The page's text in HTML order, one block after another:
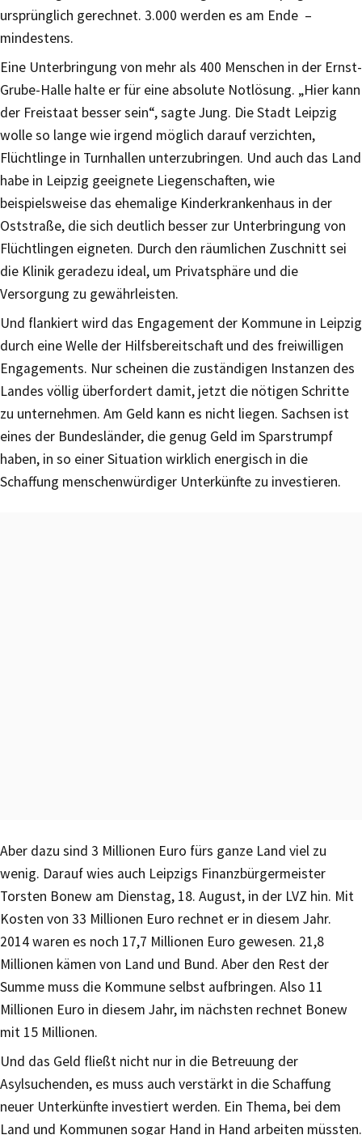
ursprünglich gerechnet. 3.000 werden es am Ende –
mindestens.
Eine Unterbringung von mehr als 400 Menschen in der Ernst-
Grube-Halle halte er für eine absolute Notlösung. „Hier kann
der Freistaat besser sein“, sagte Jung. Die Stadt Leipzig
wolle so lange wie irgend möglich darauf verzichten,
Flüchtlinge in Turnhallen unterzubringen. Und auch das Land
habe in Leipzig geeignete Liegenschaften, wie
beispielsweise das ehemalige Kinderkrankenhaus in der
Oststraße, die sich deutlich besser zur Unterbringung von
Flüchtlingen eigneten. Durch den räumlichen Zuschnitt sei
die Klinik geradezu ideal, um Privatsphäre und die
Versorgung zu gewährleisten.
Und flankiert wird das Engagement der Kommune in Leipzig
durch eine Welle der Hilfsbereitschaft und des freiwilligen
Engagements. Nur scheinen die zuständigen Instanzen des
Landes völlig überfordert damit, jetzt die nötigen Schritte
zu unternehmen. Am Geld kann es nicht liegen. Sachsen ist
eines der Bundesländer, die genug Geld im Sparstrumpf
haben, in so einer Situation wirklich energisch in die
Schaffung menschenwürdiger Unterkünfte zu investieren.
Aber dazu sind 3 Millionen Euro fürs ganze Land viel zu
wenig. Darauf wies auch Leipzigs Finanzbürgermeister
Torsten Bonew am Dienstag, 18. August, in der LVZ hin. Mit
Kosten von 33 Millionen Euro rechnet er in diesem Jahr.
2014 waren es noch 17,7 Millionen Euro gewesen. 21,8
Millionen kämen von Land und Bund. Aber den Rest der
Summe muss die Kommune selbst aufbringen. Also 11
Millionen Euro in diesem Jahr, im nächsten rechnet Bonew
mit 15 Millionen.
Und das Geld fließt nicht nur in die Betreuung der
Asylsuchenden, es muss auch verstärkt in die Schaffung
neuer Unterkünfte investiert werden. Ein Thema, bei dem
Land und Kommunen sogar Hand in Hand arbeiten müssten.